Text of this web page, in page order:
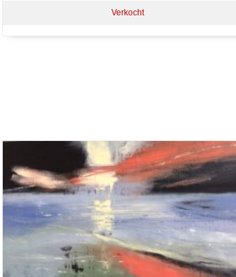
Verkocht